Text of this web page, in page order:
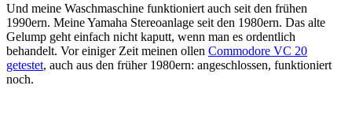
Und meine Waschmaschine funktioniert auch seit den frühen
1990ern. Meine Yamaha Stereoanlage seit den 1980ern. Das alte
Gelump geht einfach nicht kaputt, wenn man es ordentlich
behandelt. Vor einiger Zeit meinen ollen Commodore VC 20
getestet, auch aus den früher 1980ern: angeschlossen, funktioniert
noch.